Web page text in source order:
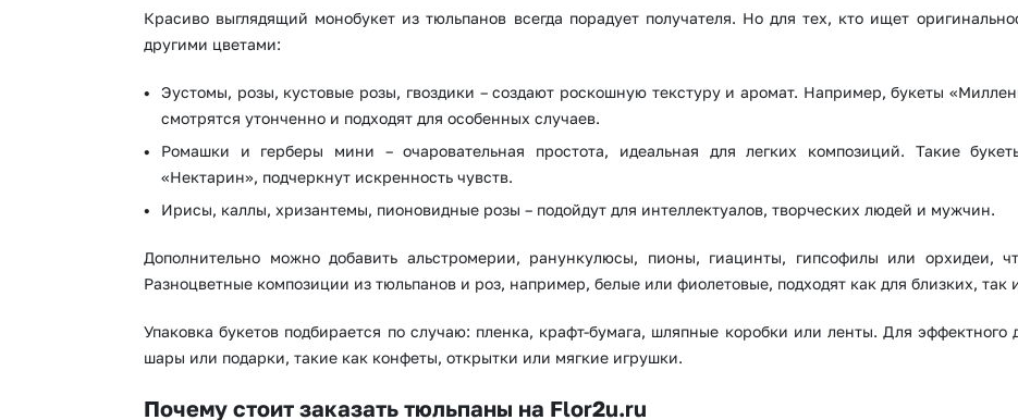
Красиво выглядящий монобукет из тюльпанов всегда порадует получателя. Но для тех, кто ищет
другими цветами:
Эустомы, розы, кустовые розы, гвоздики – создают роскошную текстуру и аромат. Например, букеты
смотрятся утонченно и подходят для особенных случаев.
Ромашки и герберы мини – очаровательная простота, идеальная для легких композиций. Такие
«Нектарин», подчеркнут искренность чувств.
Ирисы, каллы, хризантемы, пионовидные розы – подойдут для интеллектуалов, творческих людей и мужчин.
Дополнительно можно добавить альстромерии, ранункулюсы, пионы, гиацинты, гипсофилы или орхидеи,
Разноцветные композиции из тюльпанов и роз, например, белые или фиолетовые, подходят как для близких, так
Упаковка букетов подбирается по случаю: пленка, крафт-бумага, шляпные коробки или ленты. Для
шары или подарки, такие как конфеты, открытки или мягкие игрушки.
Почему стоит заказать тюльпаны на Flor2u.ru